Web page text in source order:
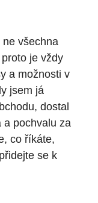
všechna
je vždy
a možnosti v
jsem já
dostal
a pochvalu za
co říkáte,
se k